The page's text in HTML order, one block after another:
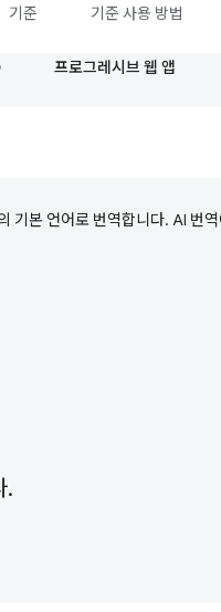
기준 기준 사용 방법
프로그레시브 웹 앱
본 언어로 번역합니다. AI 번
.